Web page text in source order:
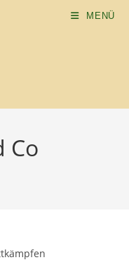
MENÜ
Co